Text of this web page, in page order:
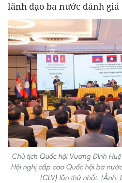
lãnh đạo ba nước đánh giá
Chủ tịch Quốc hội Vương Đình
Hội nghị cấp cao Quốc hội ba
(CLV) lần thứ nhất. (Ảnh: